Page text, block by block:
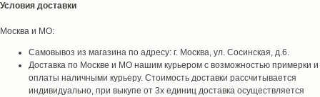
Условия доставки
Москва и МО:
Самовывоз из магазина по адресу: г. Москва, ул. Сосинская, д.6.
Доставка по Москве и МО нашим курьером с возможностью примерки и
оплаты наличными курьеру. Стоимость доставки рассчитывается
индивидуально, при выкупе от 3х единиц доставка осуществляется